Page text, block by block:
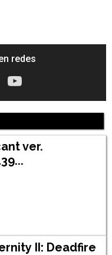
redes
ver.
II: Deadfire